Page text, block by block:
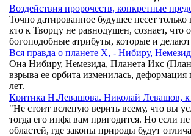
Воздействия пророчеств, конкретные
Точно датированное будущее несет
кто к Творцу не равнодушен, сознает,
богоподобные атрибуты, которые и
Вся правда о планете Х, - Нибиру,
Она Нибиру, Немезида, Планета Икс
взрыва ее орбита изменилась,
лет.
Критика Н.Левашова. Николай Левашов,
"Не стоит вслепую верить всему, что вы
тогда его инфа вам пригодится. Но если
областей, где законы природы будут